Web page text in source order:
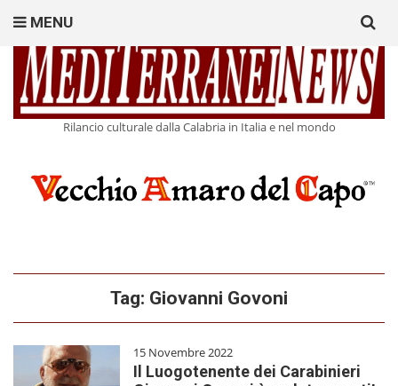
Rilancio culturale dalla Calabria in Italia e nel mondo
MENU
for:
Tag: Giovanni Govoni
15 Novembre 2022
Il Luogotenente dei Carabinieri